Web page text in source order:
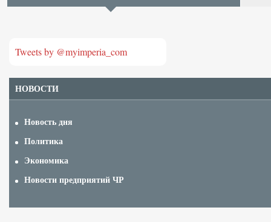
Tweets by @myimperia_com
НОВОСТИ
Новость дня
Политика
Экономика
Новости предприятий ЧР